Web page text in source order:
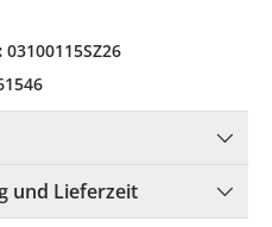
03100115SZ26
und Lieferzeit